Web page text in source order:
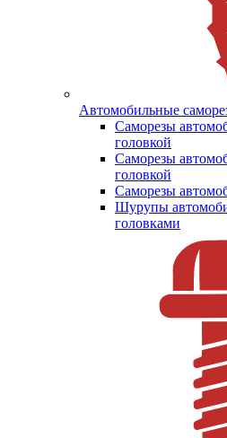
Автомобильные
Саморезы
головкой
Саморезы
головкой
Саморезы
Шурупы
головками